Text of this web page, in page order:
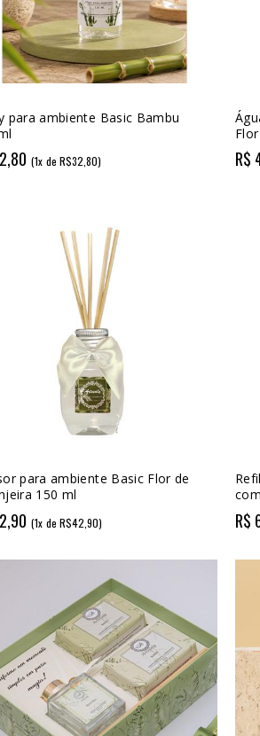
para ambiente Basic Bambu
(1x de R$32,80) R$
para ambiente Basic Flor de
150 ml
(1x de R$42,90) R$